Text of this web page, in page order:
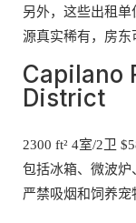
另外，这些出租
源真实稀有，房东
Capilano
District
2300 ft² 4室/2卫
包括冰箱、微波炉
严禁吸烟和饲养宠